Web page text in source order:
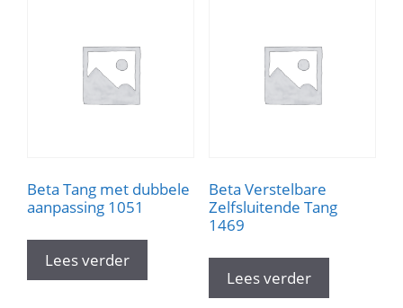
Beta Tang met dubbele
aanpassing 1051
Lees verder
Beta Verstelbare
Zelfsluitende Tang
1469
Lees verder